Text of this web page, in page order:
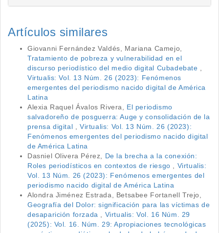
Artículos similares
Giovanni Fernández Valdés, Mariana Camejo,
Tratamiento de pobreza y vulnerabilidad en el
discurso periodístico del medio digital Cubadebate
Virtualis: Vol. 13 Núm. 26 (2023): Fenómenos
emergentes del periodismo nacido digital de América
Latina
Alexia Raquel Ávalos Rivera, El periodismo
salvadoreño de posguerra: Auge y consolidación de la
prensa digital
,Virtualis: Vol. 13 Núm. 26 (2023):
Fenómenos emergentes del periodismo nacido digital
de América Latina
Dasniel Olivera Pérez, De la brecha a la conexión:
Roles periodísticos en contextos de riesgo
Virtualis:
Vol. 13 Núm. 26 (2023): Fenómenos emergentes del
periodismo nacido digital de América Latina
Alondra Jiménez Estrada, Betsabee Fortanell Trejo,
Geografía del Dolor: significación para las víctimas de
desaparición forzada
Virtualis: Vol. 16 Núm. 29
(2025): Vol. 16. Núm. 29: Apropiaciones tecnológicas